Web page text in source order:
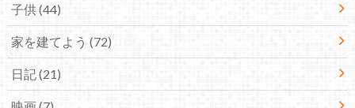
子供(44)
家を建てよう (72)
日記 (21)